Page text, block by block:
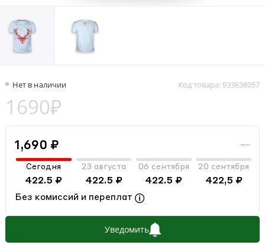
Нет в наличии Код товара: 933838057
1690₽
1,690 ₽
Сегодня
422.5 ₽
23 августа
422.5 ₽
06 сентября
422.5 ₽
20 сентября
422,5 ₽
Без комиссий и переплат
Уведомить